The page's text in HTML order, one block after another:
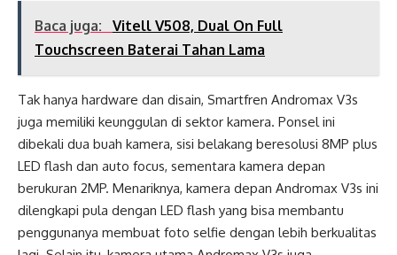
Baca juga:
Vitell V508, Dual On Full
Touchscreen Baterai Tahan Lama
Tak hanya hardware dan disain, Smartfren Andromax V3s
juga memiliki keunggulan di sektor kamera. Ponsel ini
dibekali dua buah kamera, sisi belakang beresolusi 8MP plus
LED flash dan auto focus, sementara kamera depan
berukuran 2MP. Menariknya, kamera depan Andromax V3s ini
dilengkapi pula dengan LED flash yang bisa membantu
penggunanya membuat foto selfie dengan lebih berkualitas